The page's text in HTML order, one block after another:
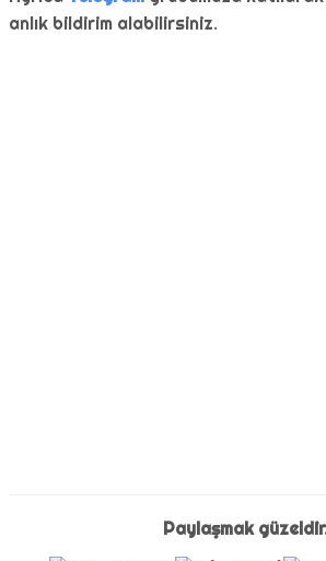
anlık bildirim alabilirsiniz.
Paylaşmak